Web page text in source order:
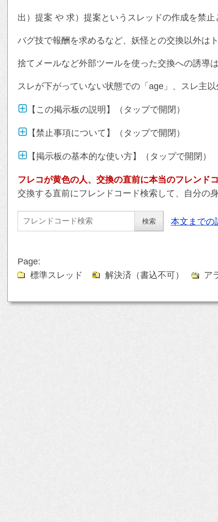
出）提案 や 求）提案というスレッドの作成を禁
バグ技で報酬を求めるなど、妖怪との交換以外は
捨てメールなど外部ツールを使った交換への誘導
スレが下がっていない状態での「age」、スレ主
【この掲示板の説明】（タップで開閉）
【禁止事項について】（タップで開閉）
【掲示板の基本的な使い方】（タップで開閉）
フレコが黄色の人、交換の直前に本当のフレンド
交換する直前にフレンドコード検索して、自分の
本文までの
Page:
標準スレッド
解決済（書込不可） ア